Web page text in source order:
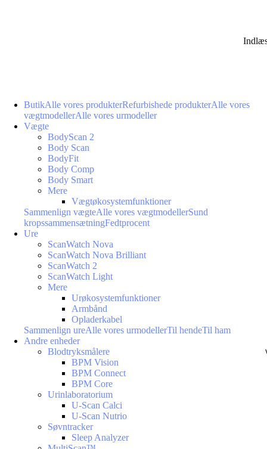
ButikAlle vores produkterRefurbishede produkterAlle vores
vægtmodellerAlle vores urmodeller
Vægte
BodyScan 2
Body Scan
BodyFit
Body Comp
Body Smart
Mere
Vægtøkosystemfunktioner
Sammenlign vægteAlle vores vægtmodellerSund
kropssammensætningFedtprocent
Ure
ScanWatch Nova
ScanWatch Nova Brilliant
ScanWatch 2
ScanWatch Light
Mere
Urøkosystemfunktioner
Armbånd
Opladerkabel
Sammenlign ureAlle vores urmodellerTil hendeTil ham
Andre enheder
Blodtryksmålere
BPM Vision
BPM Connect
BPM Core
Urinlaboratorium
U-Scan Calci
U-Scan Nutrio
Søvntracker
Sleep Analyzer